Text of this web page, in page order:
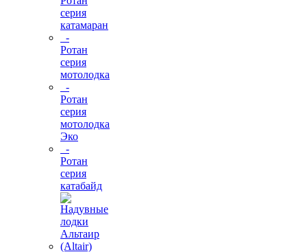
серия
катамаран
-
Ротан
серия
мотолодка
-
Ротан
серия
мотолодка
Эко
-
Ротан
серия
катабайд